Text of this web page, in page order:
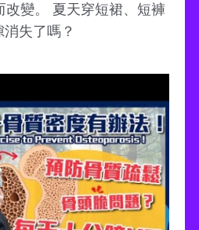
改變。 夏天穿短裙、短褲
失了嗎？